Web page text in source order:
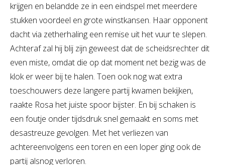
krijgen en belandde ze in een eindspel met meerdere
stukken voordeel en grote winstkansen. Haar opponent
dacht via zetherhaling een remise uit het vuur te slepen.
Achteraf zal hij blij zijn geweest dat de scheidsrechter dit
even miste, omdat die op dat moment net bezig was de
klok er weer bij te halen. Toen ook nog wat extra
toeschouwers deze langere partij kwamen bekijken,
raakte Rosa het juiste spoor bijster. En bij schaken is
een foutje onder tijdsdruk snel gemaakt en soms met
desastreuze gevolgen. Met het verliezen van
achtereenvolgens een toren en een loper ging ook de
partij alsnog verloren.